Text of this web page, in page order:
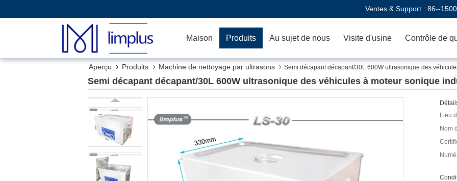
Ventes & Support : 86--
Maison Produits Au sujet de nous Visite d'usine Contrôle de
Aperçu Produits Machine de nettoyage par ultrasons Semi décapant décapant/30L 600W ultrasonique des
Semi décapant décapant/30L 600W ultrasonique des véhicules à moteur sonique
Lieu
Nom